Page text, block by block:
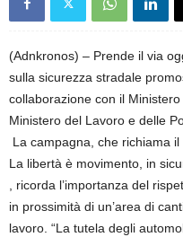
(Adnkronos) – Prende il via
sulla sicurezza stradale
collaborazione con il
Ministero del Lavoro e delle
La campagna, che richiama il
La libertà è movimento, in
, ricorda l’importanza del
in prossimità di un’area di
lavoro. “La tutela degli